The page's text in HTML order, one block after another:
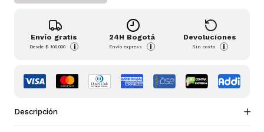
Envío gratis
Desde$ 100.000 i
24H Bogotá
Envío express i
Devoluciones
Sin costo i
Descripción